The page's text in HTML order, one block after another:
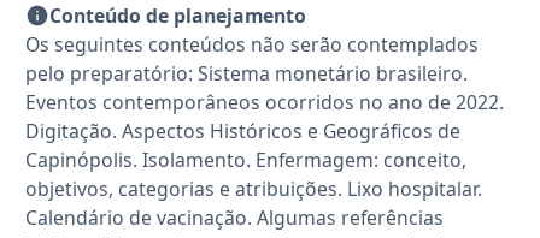
Conteúdo de planejamento
Os seguintes conteúdos não serão contemplados
pelo preparatório: Sistema monetário brasileiro.
Eventos contemporâneos ocorridos no ano de 2022.
Digitação. Aspectos Históricos e Geográficos de
Capinópolis. Isolamento. Enfermagem: conceito,
objetivos, categorias e atribuições. Lixo hospitalar.
Calendário de vacinação. Algumas referências